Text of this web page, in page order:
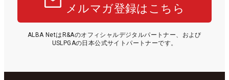
メルマガ登録はこちら
ALBA NetはR&Aのオフィシャルデジタルパートナー、および
USLPGAの日本公式サイトパートナーです。